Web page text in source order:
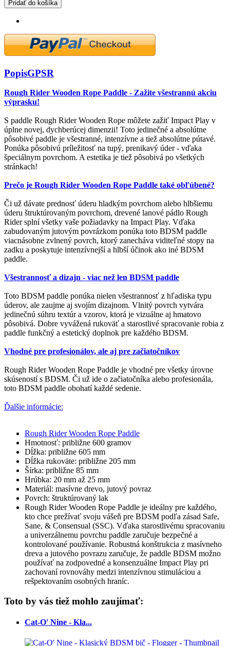
Pridať do košíka
PopisGPSR
Rough Rider Wooden Rope Paddle - Zažite všestrannú akciu
výprasku!
S paddle Rough Rider Wooden Rope môžete zažiť Impact Play v
úplne novej, dychberúcej dimenzii! Toto jedinečné a absolútne
pôsobivé paddle je všestranné, intenzívne a tiež absolútne pútavé.
Ponúka pôsobivú príležitosť na tupý, prenikavý úder - vďaka
špeciálnym povrchom. A estetika je tiež pôsobivá po všetkých
stránkach!
Prečo je Rough Rider Wooden Rope Paddle také obľúbené?
Či už dávate prednosť úderu hladkým povrchom alebo hlbšiemu
úderu štruktúrovaným povrchom, drevené lanové pádlo Rough
Rider splní všetky vaše požiadavky na Impact Play. Vďaka
zabudovaným jutovým povrázkom ponúka toto BDSM paddle
viacnásobne zvlnený povrch, ktorý zanecháva viditeľné stopy na
zadku a poskytuje intenzívnejší a hlbší účinok ako iné BDSM
paddle.
Všestrannosť a dizajn - viac než len BDSM paddle
Toto BDSM paddle ponúka nielen všestrannosť z hľadiska typu
úderov, ale zaujme aj svojím dizajnom. Vlnitý povrch vytvára
jedinečnú súhru textúr a vzorov, ktorá je vizuálne aj hmatovo
pôsobivá. Dobre vyvážená rukoväť a starostlivé spracovanie robia z
paddle funkčný a estetický doplnok pre každého BDSM.
Vhodné pre profesionálov, ale aj pre začiatočníkov
Rough Rider Wooden Rope Paddle je vhodné pre všetky úrovne
skúseností s BDSM. Či už ide o začiatočníka alebo profesionála,
toto BDSM paddle obohatí každé sedenie.
Ďalšie informácie:
Rough Rider Wooden Rope Paddle
Hmotnosť: približne 600 gramov
Dĺžka: približne 605 mm
Dĺžka rukoväte: približne 205 mm
Šírka: približne 85 mm
Hrúbka: 20 mm až 25 mm
Materiál: masívne drevo, jutový povraz
Povrch: štruktúrovaný lak
Rough Rider Wooden Rope Paddle je ideálny pre každého,
kto chce prežívať svoju vášeň pre BDSM podľa zásad Safe,
Sane, & Consensual (SSC). Vďaka starostlivému spracovaniu
a univerzálnemu povrchu paddle zaručuje bezpečné a
kontrolované používanie. Robustná konštrukcia z masívneho
dreva a jutového povrazu zaručuje, že paddle BDSM možno
používať na zodpovedné a konsenzuálne Impact Play pri
zachovaní rovnováhy medzi intenzívnou stimuláciou a
rešpektovaním osobných hraníc.
Toto by vás tiež mohlo zaujímať:
Cat-O' Nine - Kla...